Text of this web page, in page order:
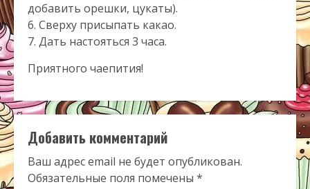
добавить орешки, цукаты).
6. Сверху присыпать какао.
7. Дать настояться 3 часа.
Приятного чаепития!
Добавить комментарий
Ваш адрес email не будет опубликован.
Обязательные поля помечены *